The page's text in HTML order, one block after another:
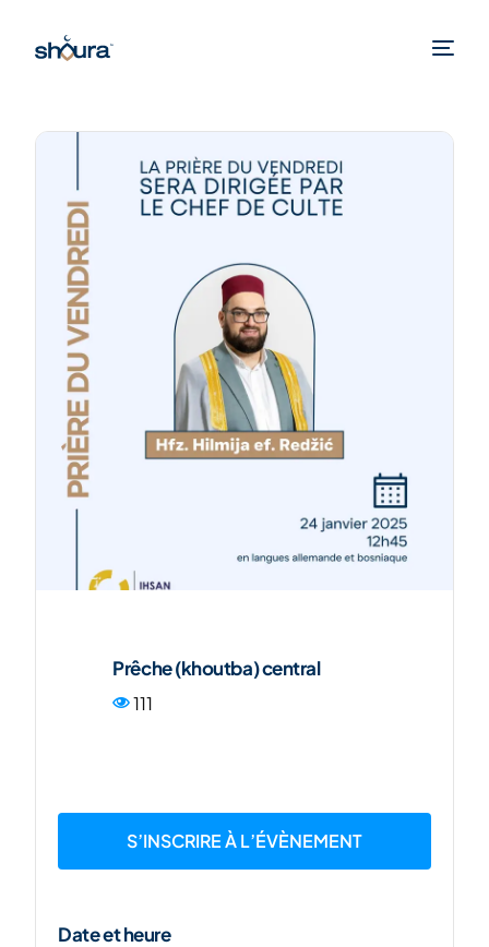
Prêche (khoutba) central
111
S’INSCRIRE À L’ÉVÈNEMENT
Date et heure
ENG